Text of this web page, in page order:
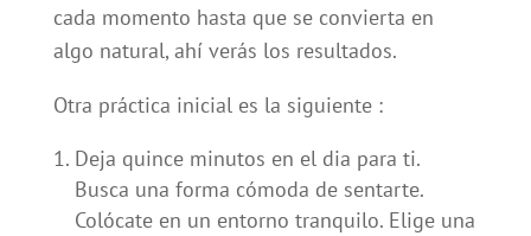
cada momento hasta que se convierta en
algo natural, ahí verás los resultados.
Otra práctica inicial es la siguiente :
Deja quince minutos en el dia para ti.
Busca una forma cómoda de sentarte.
Colócate en un entorno tranquilo. Elige una